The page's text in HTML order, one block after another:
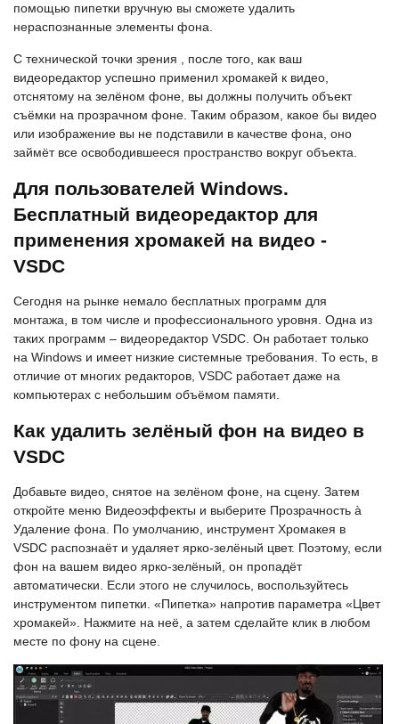
помощью пипетки вручную вы сможете удалить
нераспознанные элементы фона.
С технической точки зрения , после того, как ваш
видеоредактор успешно применил хромакей к видео,
отснятому на зелёном фоне, вы должны получить объект
съёмки на прозрачном фоне. Таким образом, какое бы видео
или изображение вы не подставили в качестве фона, оно
займёт все освободившееся пространство вокруг объекта.
Для пользователей Windows.
Бесплатный видеоредактор для
применения хромакей на видео -
VSDC
Сегодня на рынке немало бесплатных программ для
монтажа, в том числе и профессионального уровня. Одна из
таких программ – видеоредактор VSDC. Он работает только
на Windows и имеет низкие системные требования. То есть, в
отличие от многих редакторов, VSDC работает даже на
компьютерах с небольшим объёмом памяти.
Как удалить зелёный фон на видео в
VSDC
Добавьте видео, снятое на зелёном фоне, на сцену. Затем
откройте меню Видеоэффекты и выберите Прозрачность à
Удаление фона. По умолчанию, инструмент Хромакея в
VSDC распознаёт и удаляет ярко-зелёный цвет. Поэтому, если
фон на вашем видео ярко-зелёный, он пропадёт
автоматически. Если этого не случилось, воспользуйтесь
инструментом пипетки. «Пипетка» напротив параметра «Цвет
хромакей». Нажмите на неё, а затем сделайте клик в любом
месте по фону на сцене.